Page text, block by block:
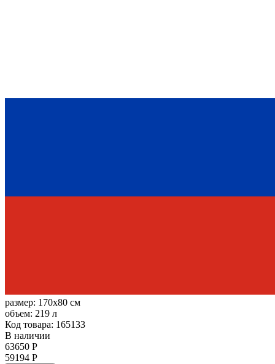
размер: 170x80 см
объем: 219 л
Код товара: 165133
В наличии
63650 Р
59194 Р